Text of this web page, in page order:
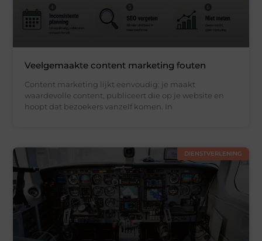
Veelgemaakte content marketing fouten
Content marketing lijkt eenvoudig: je maakt
waardevolle content, publiceert die op je website en
hoopt dat bezoekers vanzelf komen. In
DIENSTVERLENING